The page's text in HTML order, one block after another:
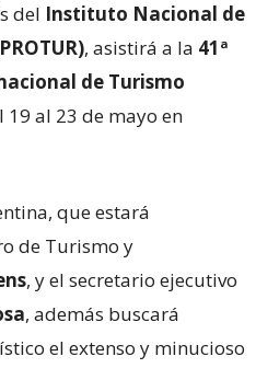
del Instituto Nacional de
, asistirá a la 41ª
de Turismo
al 23 de mayo en
que estará
de Turismo y
, y el secretario ejecutivo
, además buscará
el extenso y minucioso